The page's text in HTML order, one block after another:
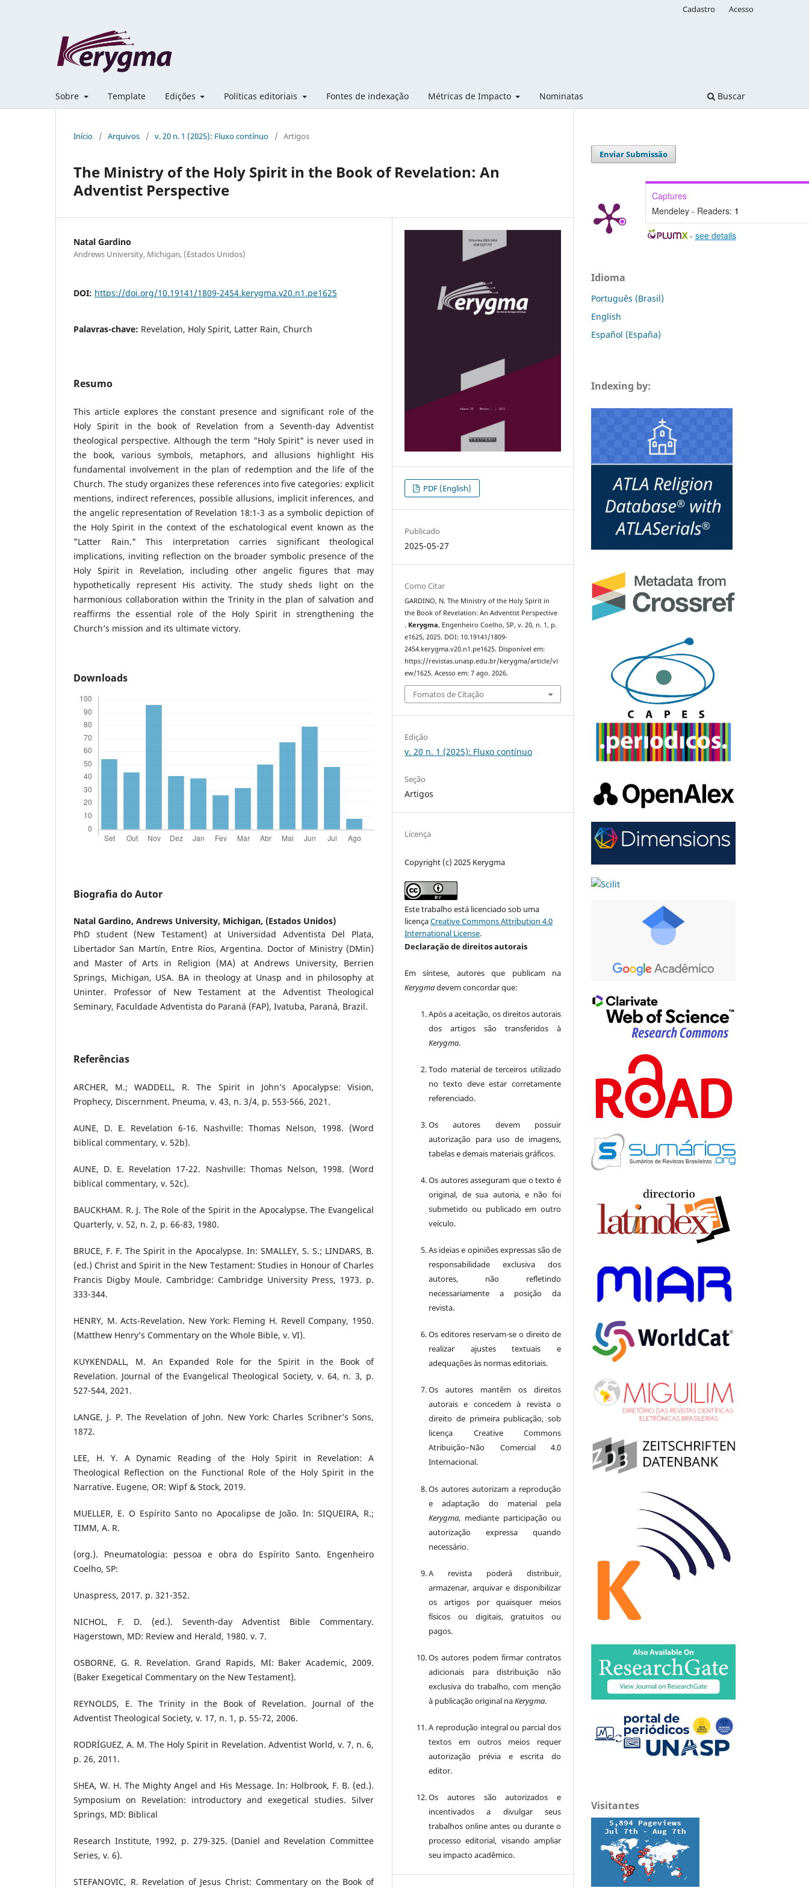
Sobre Template Edições Políticas editoriais Fontes de indexação Métricas de Impacto Nominatas Buscar
Cadastro Acesso
Início / Arquivos / v. 20 n. 1 (2025): Fluxo contínuo / Artigos
The Ministry of the Holy Spirit in the Book of Revelation: An
Adventist Perspective
Natal Gardino
Andrews University, Michigan, (Estados Unidos)
DOI: https://doi.org/10.19141/1809-2454.kerygma.v20.n1.pe1625
Palavras-chave: Revelation, Holy Spirit, Latter Rain, Church
Resumo
This article explores the constant presence and significant role of the
Holy Spirit in the book of Revelation from a Seventh-day Adventist
theological perspective. Although the term "Holy Spirit" is never used in
the book, various symbols, metaphors, and allusions highlight His
fundamental involvement in the plan of redemption and the life of the
Church. The study organizes these references into five categories: explicit
mentions, indirect references, possible allusions, implicit inferences, and
the angelic representation of Revelation 18:1-3 as a symbolic depiction of
the Holy Spirit in the context of the eschatological event known as the
"Latter Rain." This interpretation carries significant theological
implications, inviting reflection on the broader symbolic presence of the
Holy Spirit in Revelation, including other angelic figures that may
hypothetically represent His activity. The study sheds light on the
harmonious collaboration within the Trinity in the plan of salvation and
reaffirms the essential role of the Holy Spirit in strengthening the
Church’s mission and its ultimate victory.
Downloads
Biografia do Autor
Natal Gardino, Andrews University, Michigan, (Estados Unidos)
PhD student (New Testament) at Universidad Adventista Del Plata,
Libertador San Martín, Entre Ríos, Argentina. Doctor of Ministry (DMin)
and Master of Arts in Religion (MA) at Andrews University, Berrien
Springs, Michigan, USA. BA in theology at Unasp and in philosophy at
Uninter. Professor of New Testament at the Adventist Theological
Seminary, Faculdade Adventista do Paraná (FAP), Ivatuba, Paraná, Brazil.
Referências
ARCHER, M.; WADDELL, R. The Spirit in John’s Apocalypse: Vision,
Prophecy, Discernment. Pneuma, v. 43, n. 3/4, p. 553-566, 2021.
AUNE, D. E. Revelation 6-16. Nashville: Thomas Nelson, 1998. (Word
biblical commentary, v. 52b).
AUNE, D. E. Revelation 17-22. Nashville: Thomas Nelson, 1998. (Word
biblical commentary, v. 52c).
BAUCKHAM. R. J. The Role of the Spirit in the Apocalypse. The Evangelical
Quarterly, v. 52, n. 2, p. 66-83, 1980.
BRUCE, F. F. The Spirit in the Apocalypse. In: SMALLEY, S. S.; LINDARS, B.
(ed.) Christ and Spirit in the New Testament: Studies in Honour of Charles
Francis Digby Moule. Cambridge: Cambridge University Press, 1973. p.
333-344.
HENRY, M. Acts-Revelation. New York: Fleming H. Revell Company, 1950.
(Matthew Henry’s Commentary on the Whole Bible, v. VI).
KUYKENDALL, M. An Expanded Role for the Spirit in the Book of
Revelation. Journal of the Evangelical Theological Society, v. 64, n. 3, p.
527-544, 2021.
LANGE, J. P. The Revelation of John. New York: Charles Scribner’s Sons,
1872.
LEE, H. Y. A Dynamic Reading of the Holy Spirit in Revelation: A
Theological Reflection on the Functional Role of the Holy Spirit in the
Narrative. Eugene, OR: Wipf & Stock, 2019.
MUELLER, E. O Espírito Santo no Apocalipse de João. In: SIQUEIRA, R.;
TIMM, A. R.
(org.). Pneumatologia: pessoa e obra do Espírito Santo. Engenheiro
Coelho, SP:
Unaspress, 2017. p. 321-352.
NICHOL, F. D. (ed.). Seventh-day Adventist Bible Commentary.
Hagerstown, MD: Review and Herald, 1980. v. 7.
OSBORNE, G. R. Revelation. Grand Rapids, MI: Baker Academic, 2009.
(Baker Exegetical Commentary on the New Testament).
REYNOLDS, E. The Trinity in the Book of Revelation. Journal of the
Adventist Theological Society, v. 17, n. 1, p. 55-72, 2006.
RODRÍGUEZ, A. M. The Holy Spirit in Revelation. Adventist World, v. 7, n. 6,
p. 26, 2011.
SHEA, W. H. The Mighty Angel and His Message. In: Holbrook, F. B. (ed.).
Symposium on Revelation: introductory and exegetical studies. Silver
Springs, MD: Biblical
Research Institute, 1992, p. 279-325. (Daniel and Revelation Committee
Series, v. 6).
STEFANOVIC, R. Revelation of Jesus Christ: Commentary on the Book of
PDF (English)
Publicado
2025-05-27
Como Citar
GARDINO, N. The Ministry of the Holy Spirit in
the Book of Revelation: An Adventist Perspective
. Kerygma, Engenheiro Coelho, SP, v. 20, n. 1, p.
e1625, 2025. DOI: 10.19141/1809-
2454.kerygma.v20.n1.pe1625. Disponível em:
https://revistas.unasp.edu.br/kerygma/article/vi
ew/1625. Acesso em: 7 ago. 2026.
Fomatos de Citação
Edição
v. 20 n. 1 (2025): Fluxo contínuo
Seção
Artigos
Licença
Copyright (c) 2025 Kerygma
Este trabalho está licenciado sob uma
licençaCreative Commons Attribution 4.0
International License.
Declaração de direitos autorais
Em síntese, autores que publicam na
Kerygmadevem concordar que:
Após a aceitação, os direitos autorais
dos artigos são transferidos à
Kerygma.
Todo material de terceiros utilizado
no texto deve estar corretamente
referenciado.
Os autores devem possuir
autorização para uso de imagens,
tabelas e demais materiais gráficos.
Os autores asseguram que o texto é
original, de sua autoria, e não foi
submetido ou publicado em outro
veículo.
As ideias e opiniões expressas são de
responsabilidade exclusiva dos
autores, não refletindo
necessariamente a posição da
revista.
Os editores reservam-se o direito de
realizar ajustes textuais e
adequações às normas editoriais.
Os autores mantêm os direitos
autorais e concedem à revista o
direito de primeira publicação, sob
licença Creative Commons
Atribuição–Não Comercial 4.0
Internacional.
Os autores autorizam a reprodução
e adaptação do material pela
Kerygma, mediante participação ou
autorização expressa quando
necessário.
A revista poderá distribuir,
armazenar, arquivar e disponibilizar
os artigos por quaisquer meios
físicos ou digitais, gratuitos ou
pagos.
Os autores podem firmar contratos
adicionais para distribuição não
exclusiva do trabalho, com menção
à publicação original naKerygma.
A reprodução integral ou parcial dos
textos em outros meios requer
autorização prévia e escrita do
editor.
Os autores são autorizados e
incentivados a divulgar seus
trabalhos online antes ou durante o
processo editorial, visando ampliar
seu impacto acadêmico.
Enviar Submissão
Captures
Mendeley - Readers: 1
- see details
Idioma
Português (Brasil)
English
Español (España)
Indexing by:
Visitantes